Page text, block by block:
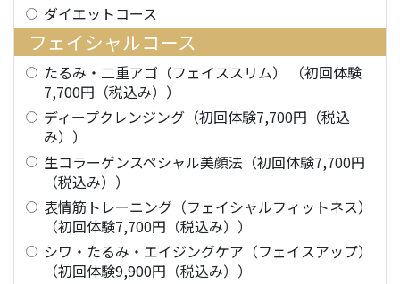
ダイエットコース
フェイシャルコース
たるみ・二重アゴ（フェイススリム） （初回体験
7,700円（税込み））
ディープクレンジング（初回体験7,700円（税込
み））
生コラーゲンスペシャル美顔法（初回体験7,700円
（税込み））
表情筋トレーニング（フェイシャルフィットネス）
（初回体験7,700円（税込み））
シワ・たるみ・エイジングケア（フェイスアップ）
（初回体験9,900円（税込み））